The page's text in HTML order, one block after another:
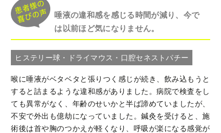
唾液の違和感を感じる時間が減り、今で
は以前ほど気になりません。
ヒステリー球・ドライマウス・口腔セネストパチー
喉に唾液がベタベタと張りつく感じが続き、飲み込もうと
すると詰まるような違和感がありました。病院で検査をし
ても異常がなく、年齢のせいかと半ば諦めていましたが、
不安で外出も億劫になっていました。鍼灸を受けると、施
術後は首や胸のつかえが軽くなり、呼吸が楽になる感覚が